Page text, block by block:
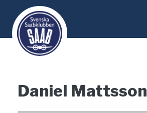
content
Daniel Mattsson